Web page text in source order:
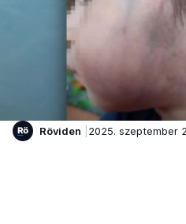
Röviden 2025. szeptember